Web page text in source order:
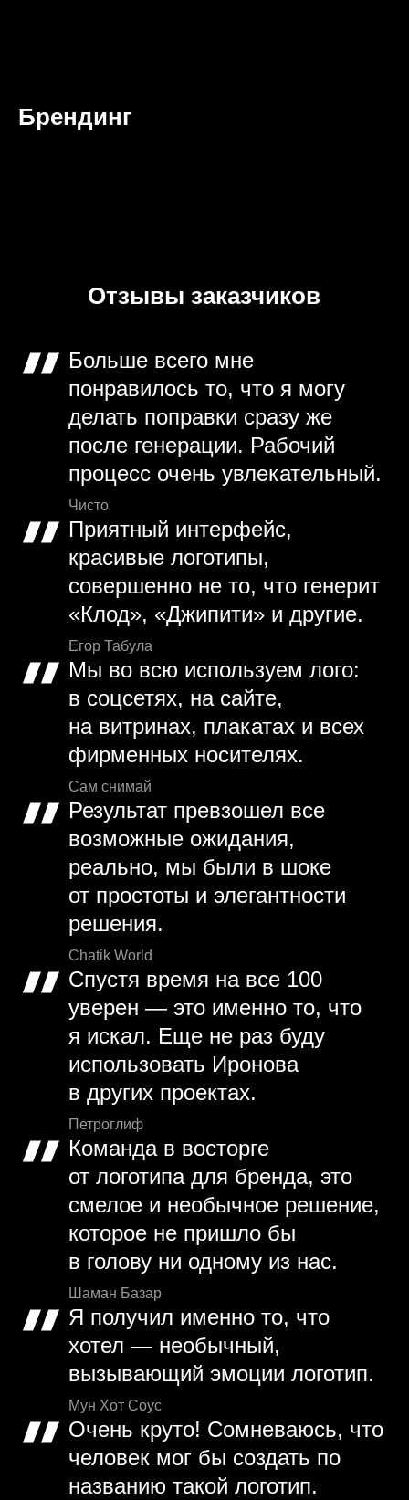
Брендинг
Отзывы заказчиков
Больше всего мне
понравилось то, что я могу
делать поправки сразу же
после генерации. Рабочий
процесс очень увлекательный.
Чисто
Приятный интерфейс,
красивые логотипы,
совершенно не то, что генерит
«Клод», «Джипити» и другие.
Егор Табула
Мы во всю используем лого:
в соцсетях, на сайте,
на витринах, плакатах и всех
фирменных носителях.
Сам снимай
Результат превзошел все
возможные ожидания,
реально, мы были в шоке
от простоты и элегантности
решения.
Chatik World
Спустя время на все 100
уверен — это именно то, что
я искал. Еще не раз буду
использовать Иронова
в других проектах.
Петроглиф
Команда в восторге
от логотипа для бренда, это
смелое и необычное решение,
которое не пришло бы
в голову ни одному из нас.
Шаман Базар
Я получил именно то, что
хотел — необычный,
вызывающий эмоции логотип.
Мун Хот Соус
Очень круто! Сомневаюсь, что
человек мог бы создать по
названию такой логотип.